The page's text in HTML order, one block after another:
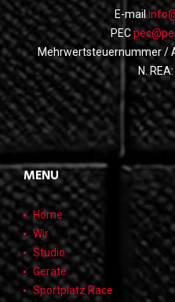
E-mail
PEC
Mehrwertsteuernummer /
N.
MENU
Home
Wir
Studio
Geräte
Sportplatz Race